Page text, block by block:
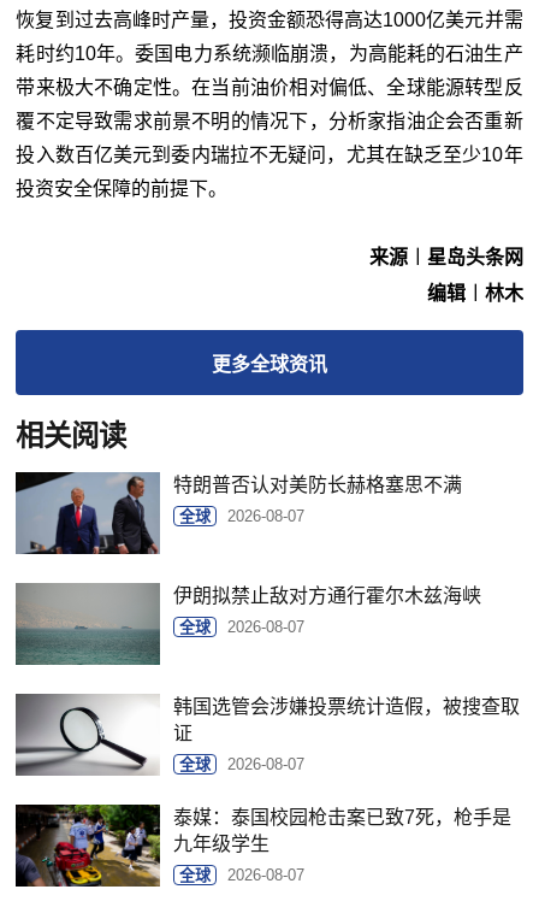
恢复到过去高峰时产量，投资金额恐得高达1000亿美元并需
耗时约10年。委国电力系统濒临崩溃，为高能耗的石油生产
带来极大不确定性。在当前油价相对偏低、全球能源转型反
覆不定导致需求前景不明的情况下，分析家指油企会否重新
投入数百亿美元到委内瑞拉不无疑问，尤其在缺乏至少10年
投资安全保障的前提下。
来源︱星岛头条网
编辑︱林木
更多全球资讯
相关阅读
特朗普否认对美防长赫格塞思不满
全球 2026-08-07
伊朗拟禁止敌对方通行霍尔木兹海峡
全球 2026-08-07
韩国选管会涉嫌投票统计造假，被搜查取
证
全球 2026-08-07
泰媒：泰国校园枪击案已致7死，枪手是
九年级学生
全球 2026-08-07